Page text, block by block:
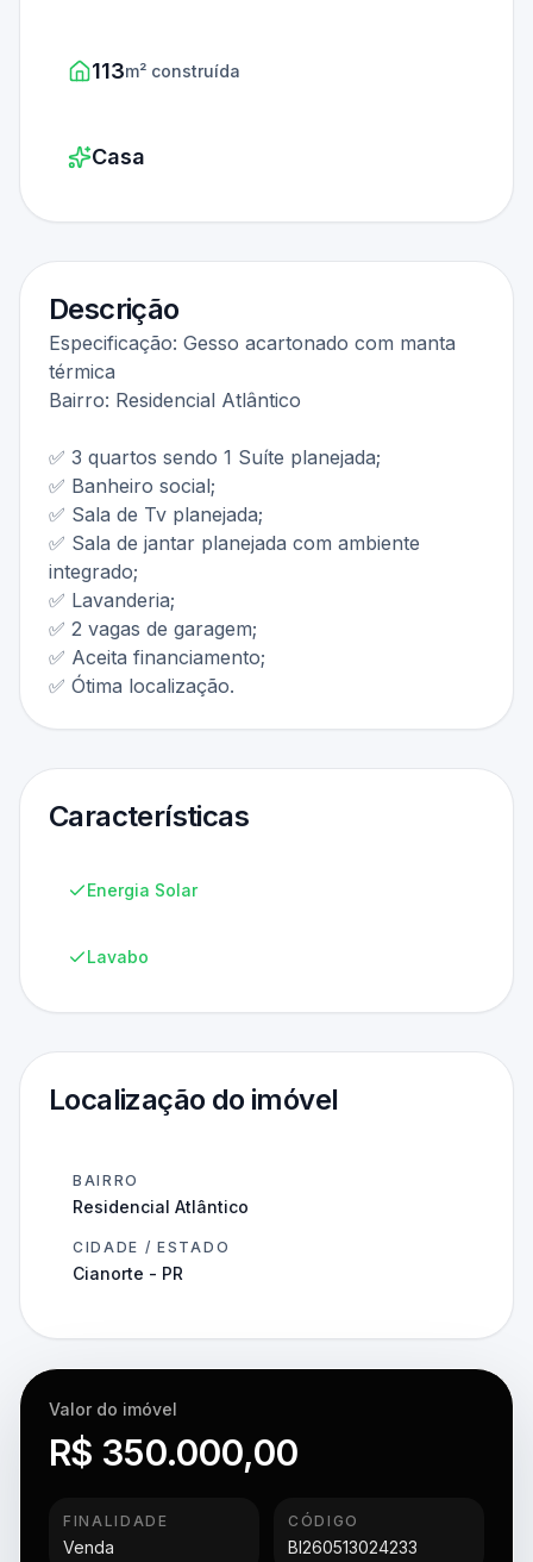
113m² construída
Casa
Descrição
Especificação: Gesso acartonado com manta
térmica
Bairro: Residencial Atlântico
✅ 3 quartos sendo 1 Suíte planejada;
✅ Banheiro social;
✅ Sala de Tv planejada;
✅ Sala de jantar planejada com ambiente
integrado;
✅ Lavanderia;
✅ 2 vagas de garagem;
✅ Aceita financiamento;
✅ Ótima localização.
Características
Energia Solar
Lavabo
Localização do imóvel
BAIRRO
Residencial Atlântico
CIDADE / ESTADO
Cianorte - PR
Valor do imóvel
R$ 350.000,00
FINALIDADE
Venda
CÓDIGO
BI260513024233